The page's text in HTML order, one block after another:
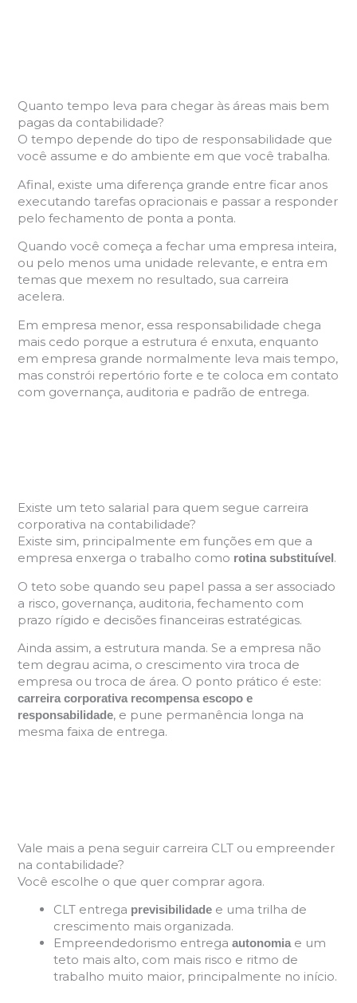
Quanto tempo leva para chegar às áreas mais bem
pagas da contabilidade?
O tempo depende do tipo de responsabilidade que
você assume e do ambiente em que você trabalha.
Afinal, existe uma diferença grande entre ficar anos
executando tarefas opracionais e passar a responder
pelo fechamento de ponta a ponta.
Quando você começa a fechar uma empresa inteira,
ou pelo menos uma unidade relevante, e entra em
temas que mexem no resultado, sua carreira
acelera.
Em empresa menor, essa responsabilidade chega
mais cedo porque a estrutura é enxuta, enquanto
em empresa grande normalmente leva mais tempo,
mas constrói repertório forte e te coloca em contato
com governança, auditoria e padrão de entrega.
Existe um teto salarial para quem segue carreira
corporativa na contabilidade?
Existe sim, principalmente em funções em que a
empresa enxerga o trabalho como rotina substituível.
O teto sobe quando seu papel passa a ser associado
a risco, governança, auditoria, fechamento com
prazo rígido e decisões financeiras estratégicas.
Ainda assim, a estrutura manda. Se a empresa não
tem degrau acima, o crescimento vira troca de
empresa ou troca de área. O ponto prático é este:
carreira corporativa recompensa escopo e
responsabilidade, e pune permanência longa na
mesma faixa de entrega.
Vale mais a pena seguir carreira CLT ou empreender
na contabilidade?
Você escolhe o que quer comprar agora.
CLT entrega previsibilidadee uma trilha de
crescimento mais organizada.
Empreendedorismo entrega autonomiae um
teto mais alto, com mais risco e ritmo de
trabalho muito maior, principalmente no início.